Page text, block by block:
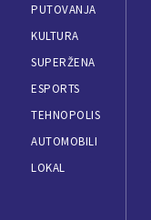
PUTOVANJA
KULTURA
SUPERŽENA
ESPORTS
TEHNOPOLIS
AUTOMOBILI
LOKAL